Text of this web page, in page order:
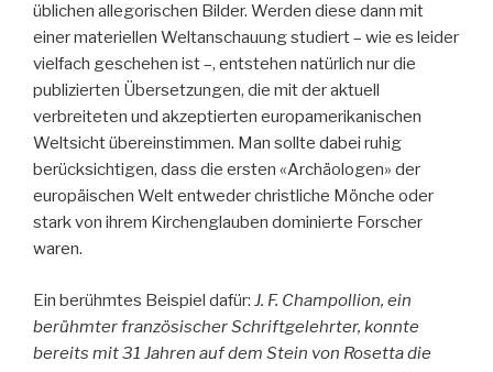
üblichen allegorischen Bilder. Werden diese dann mit
einer materiellen Weltanschauung studiert – wie es leider
vielfach geschehen ist –, entstehen natürlich nur die
publizierten Übersetzungen, die mit der aktuell
verbreiteten und akzeptierten europamerikanischen
Weltsicht übereinstimmen. Man sollte dabei ruhig
berücksichtigen, dass die ersten «Archäologen» der
europäischen Welt entweder christliche Mönche oder
stark von ihrem Kirchenglauben dominierte Forscher
waren.
Ein berühmtes Beispiel dafür: J. F. Champollion, ein
berühmter französischer Schriftgelehrter, konnte
bereits mit 31 Jahren auf dem Stein von Rosetta die